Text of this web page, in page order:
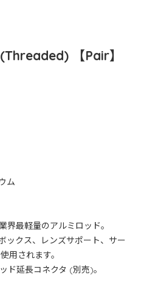
【Pair】
ム
界最軽量のアルミロッド。
ックス、レンズサポート、サー
用されます。
ド延長コネクタ (別売)。